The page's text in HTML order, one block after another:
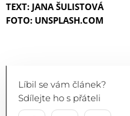
TEXT: JANA ŠULISTOVÁ
FOTO: UNSPLASH.COM
Líbil se vám článek?
Sdílejte ho s přáteli